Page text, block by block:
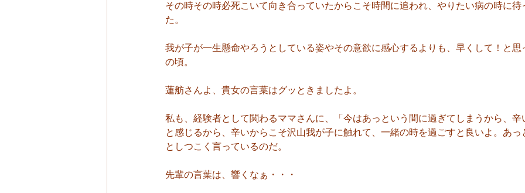
その時その時必死こいて向き合っていたからこそ時間に追われ、やりたい病の時に待
た。
我が子が一生懸命やろうとしている姿やその意欲に感心するよりも、早くして！と思
の頃。
蓮舫さんよ、貴女の言葉はグッときましたよ。
私も、経験者として関わるママさんに、「今はあっという間に過ぎてしまうから、辛
と感じるから、辛いからこそ沢山我が子に触れて、一緒の時を過ごすと良いよ。あっ
としつこく言っているのだ。
先輩の言葉は、響くなぁ・・・